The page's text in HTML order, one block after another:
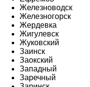
Железноводск
Железногорск
Жердевка
Жигулевск
Жуковский
Заинск
Заокский
Западный
Заречный